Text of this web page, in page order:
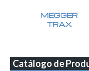
MEGGER
TRAX
Catálogo de